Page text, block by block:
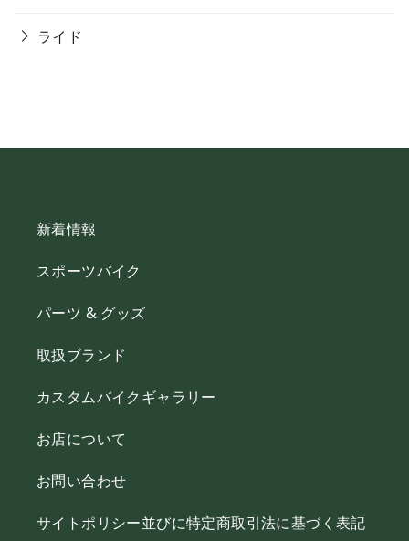
ライド
新着情報
スポーツバイク
パーツ & グッズ
取扱ブランド
カスタムバイクギャラリー
お店について
お問い合わせ
サイトポリシー並びに特定商取引法に基づく表記